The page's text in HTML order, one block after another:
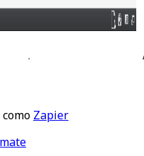
Zapier